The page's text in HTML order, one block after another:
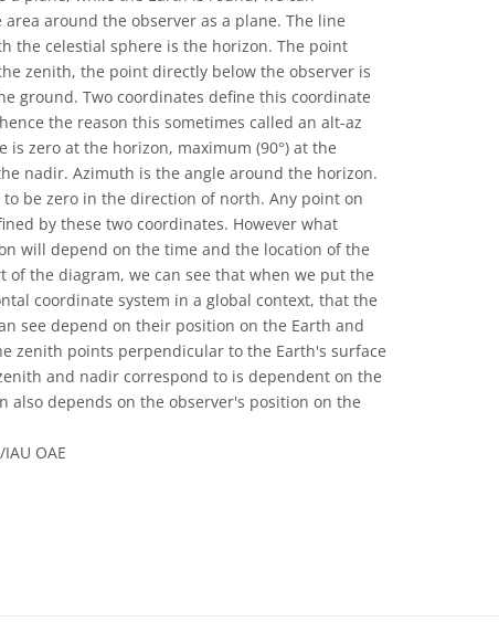
around the observer as a plane. The line
the celestial sphere is the horizon. The point
zenith, the point directly below the observer is
ground. Two coordinates define this coordinate
the reason this sometimes called an alt-az
is zero at the horizon, maximum (90°) at the
nadir. Azimuth is the angle around the horizon.
be zero in the direction of north. Any point on
by these two coordinates. However what
will depend on the time and the location of the
the diagram, we can see that when we put the
coordinate system in a global context, that the
see depend on their position on the Earth and
zenith points perpendicular to the Earth's surface
and nadir correspond to is dependent on the
also depends on the observer's position on the
OAE
Commons (CC) Attribution 4.0 International (CC BY 4.0) Icônes